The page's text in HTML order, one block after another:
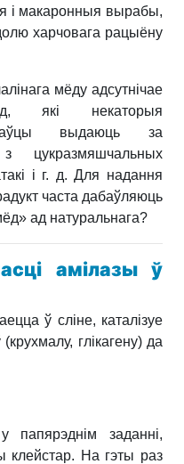
і макаронныя вырабы,
харчовага рацыёну
мёду адсутнічае
які некаторыя
выдаюць за
цукразмяшчальных
і г. д. Для надання
часта дабаўляюць
ад натуральнага?
амілазы ў
ў сліне, каталізуе
глікагену) да
папярэднім заданні,
клейстар. На гэты раз